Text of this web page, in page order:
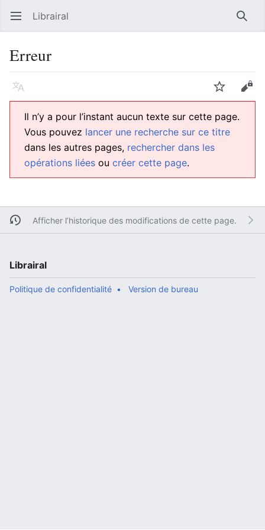
Ouvrir le menu principal Librairal
Erreur
Langue Suivre
Il n’y a pour l’instant aucun texte sur cette page.
Vous pouvez lancer une recherche sur ce titre
dans les autres pages, rechercher dans les
opérations liées ou créer cette page.
Afficher l’historique des modifications de cette page.
Librairal
Politique de confidentialité Version de bureau